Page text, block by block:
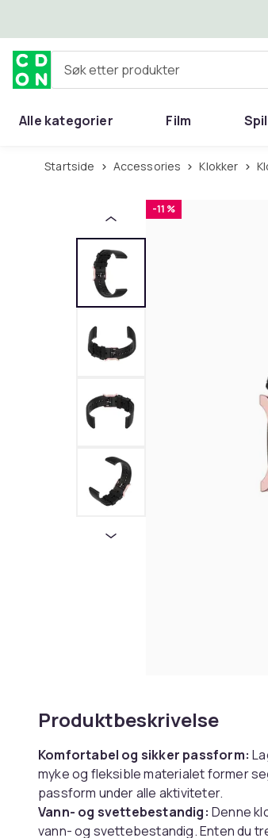
Søk etter produkter
Alle kategorier Film
Startside Accessories Klokker
-11 %
Produktbeskrivelse
Komfortabel og sikker passform:
myke og fleksible materialet former
passform under alle aktiviteter.
Vann- og svettebestandig: Denne
vann- og svettebestandig. Enten du